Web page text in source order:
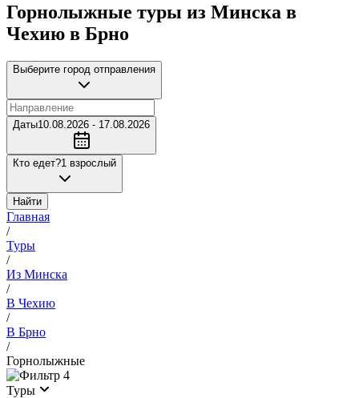
Горнолыжные туры из Минска в
Чехию в Брно
Выберите город отправления
Даты10.08.2026 - 17.08.2026
Кто едет?1 взрослый
Найти
Главная
/
Туры
/
Из Минска
/
В Чехию
/
В Брно
/
Горнолыжные
4
Туры